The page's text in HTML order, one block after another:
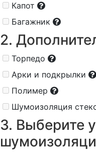
Капот
Багажник
2.
Торпедо
Арки и подкрылки
Полимер
Шумоизоляция
3. Выберите